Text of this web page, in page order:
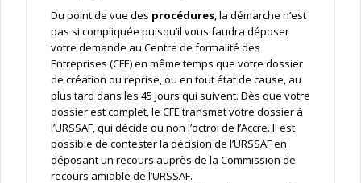
Du point de vue des procédures, la démarche n’est
pas si compliquée puisqu’il vous faudra déposer
votre demande au Centre de formalité des
Entreprises (CFE) en même temps que votre dossier
de création ou reprise, ou en tout état de cause, au
plus tard dans les 45 jours qui suivent. Dès que votre
dossier est complet, le CFE transmet votre dossier à
l’URSSAF, qui décide ou non l’octroi de l’Accre. Il est
possible de contester la décision de l’URSSAF en
déposant un recours auprès de la Commission de
recours amiable de l’URSSAF.